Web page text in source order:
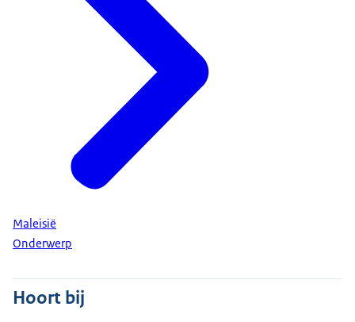
Maleisië
Onderwerp
Hoort bij